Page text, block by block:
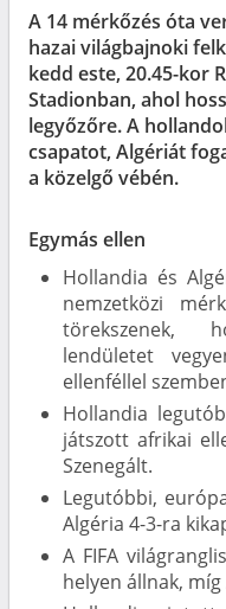
A 14 mérkőzés óta
hazai világbajnoki
kedd este, 20.45-kor
Stadionban, ahol
legyőzőre. A
csapatot, Algériát
a közelgő vébén.
Egymás ellen
Hollandia és
nemzetközi
törekszenek,
lendületet
ellenféllel
Hollandia
játszott afrikai
Szenegált.
Legutóbbi,
Algéria 4-3-ra
A FIFA
helyen állnak,